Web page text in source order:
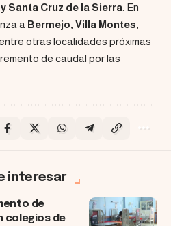
Santa Cruz de la Sierra . En
a Bermejo, Villa Montes,
entre otras localidades próximas
de caudal por las
interesar
de
colegios de